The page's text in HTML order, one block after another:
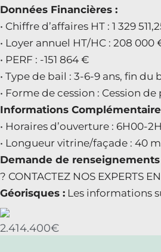
Données Financières :
• Chiffre d’affaires HT : 1 329
• Loyer annuel HT/HC : 208 000
• PERF : -151 864 €
• Type de bail : 3-6-9 ans, fin du
• Forme de cession : Cession
Informations
• Horaires d’ouverture : 6H00-
• Longueur vitrine/façade : 40
Demande de renseignements
? CONTACTEZ NOS EXPERTS
Géorisques : Les informations
2.414.400€